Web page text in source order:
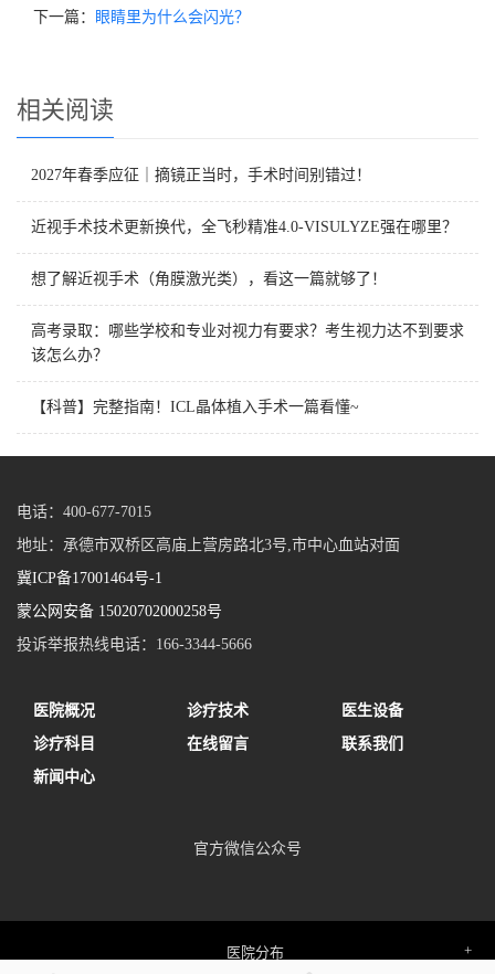
下一篇：
眼睛里为什么会闪光？
相关阅读
2027年春季应征｜摘镜正当时，手术时间别错过！
近视手术技术更新换代，全飞秒精准4.0-VISULYZE强在哪里？
想了解近视手术（角膜激光类），看这一篇就够了！
高考录取：哪些学校和专业对视力有要求？考生视力达不到要求
该怎么办？
【科普】完整指南！ICL晶体植入手术一篇看懂~
电话：400-677-7015
地址：承德市双桥区高庙上营房路北3号,市中心血站对面
冀ICP备17001464号-1
蒙公网安备 15020702000258号
投诉举报热线电话：166-3344-5666
医院概况 诊疗技术
医生设备
诊疗科目
在线留言
联系我们
新闻中心
官方微信公众号
医院分布